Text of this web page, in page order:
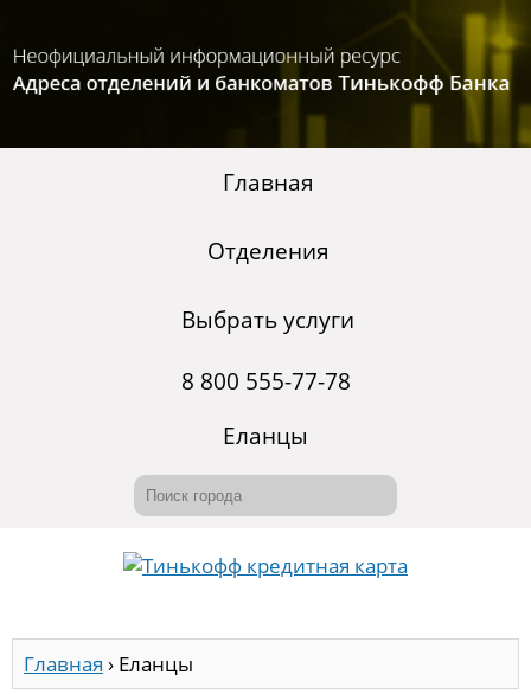
Главная
Отделения
Выбрать услуги
8 800 555-77-78
Еланцы
Главная › Еланцы